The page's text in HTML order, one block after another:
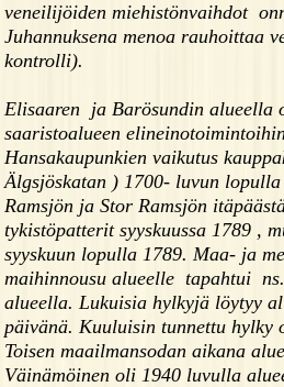
veneilijöiden miehistönvaihdot
Juhannuksena menoa rauhoittaa
kontrolli).
Elisaaren ja Barösundin alueella
saaristoalueen
Hansakaupunkien vaikutus
Älgsjöskatan ) 1700- luvun
Ramsjön ja Stor Ramsjön
tykistöpatterit syyskuussa 1789 ,
syyskuun lopulla 1789. Maa- ja
maihinnousu alueelle tapahtui
alueella. Lukuisia hylkyjä löytyy
päivänä. Kuuluisin tunnettu hylky
Toisen maailmansodan aikana
Väinämöinen oli 1940 luvulla